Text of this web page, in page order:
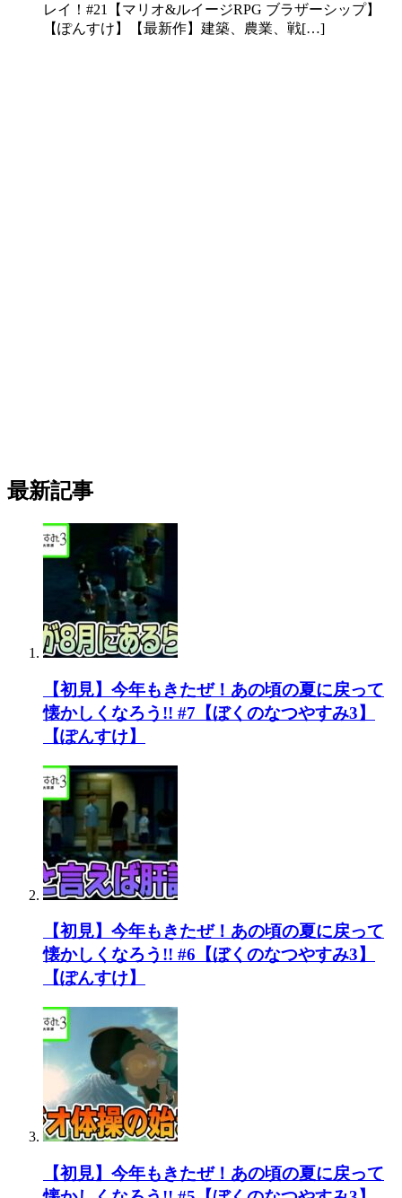
レイ！#21【マリオ&ルイージRPG ブラザーシップ】
【ぽんすけ】【最新作】建築、農業、戦[…]
最新記事
【初見】今年もきたぜ！あの頃の夏に戻って
懐かしくなろう!! #7【ぼくのなつやすみ3】
【ぽんすけ】
【初見】今年もきたぜ！あの頃の夏に戻って
懐かしくなろう!! #6【ぼくのなつやすみ3】
【ぽんすけ】
【初見】今年もきたぜ！あの頃の夏に戻って